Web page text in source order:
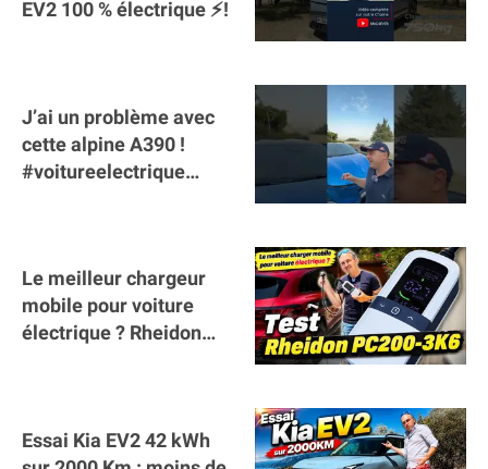
EV2 100 % électrique ⚡️!
J’ai un problème avec
cette alpine A390 !
#voitureelectrique
Le meilleur chargeur
mobile pour voiture
électrique ? Rheidon
Essai Kia EV2 42 kWh